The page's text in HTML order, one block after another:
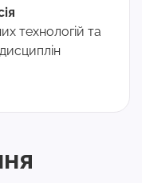
технологій та